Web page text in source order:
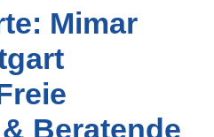
Mimar
Beratende